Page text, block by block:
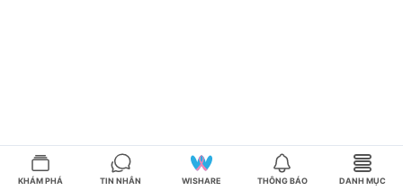
KHÁM PHÁ TIN NHẮN WISHARE THÔNG BÁO DANH MỤC